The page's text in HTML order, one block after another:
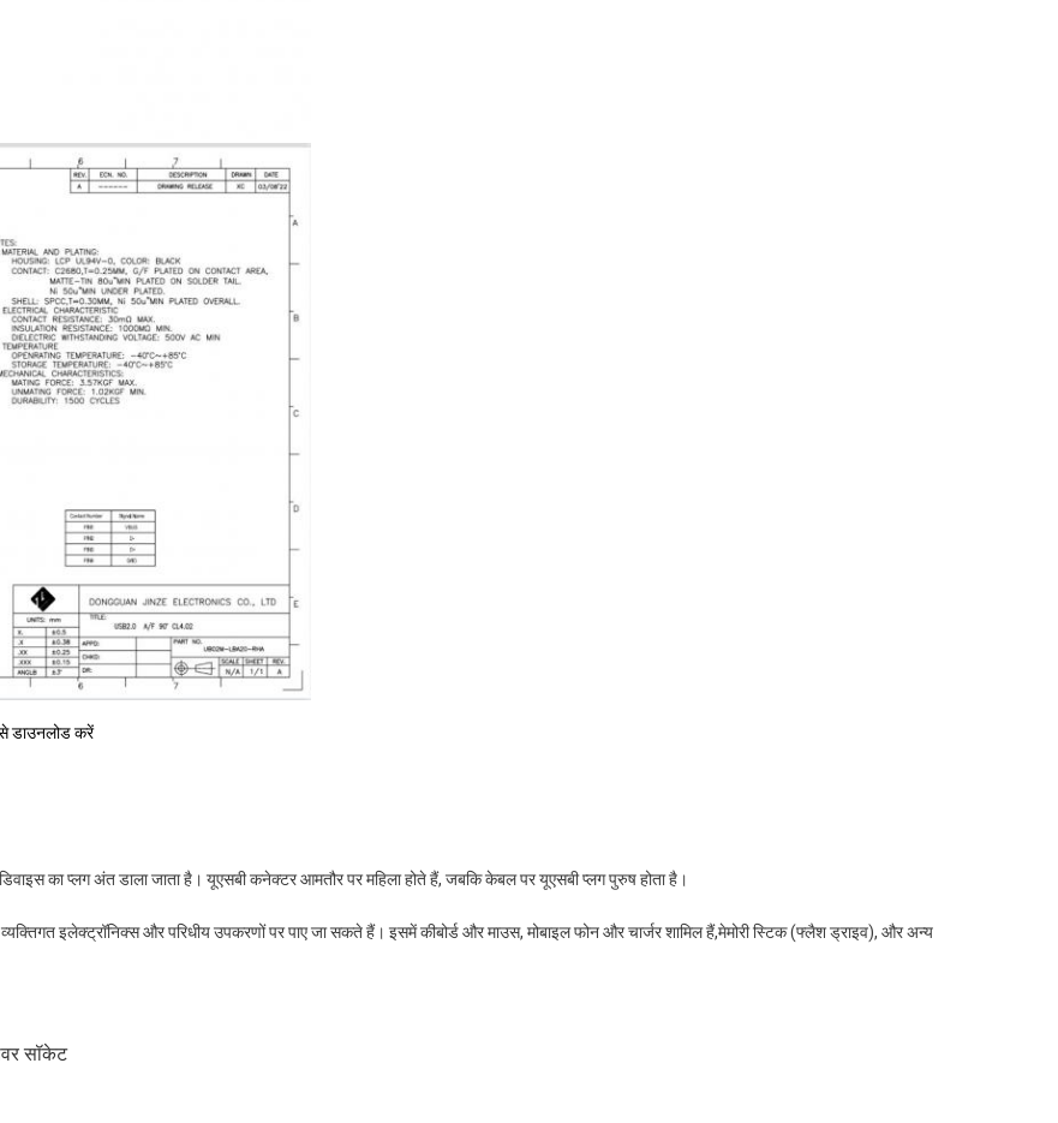
डाउनलोड करें
का प्लग अंत डाला जाता है। यूएसबी कनेक्टर आमतौर पर महिला होते हैं, जबकि केबल पर यूएसबी प्लग पुरुष होता है।
इलेक्ट्रॉनिक्स और परिधीय उपकरणों पर पाए जा सकते हैं। इसमें कीबोर्ड और माउस, मोबाइल फोन और चार्जर शामिल हैं,मेमोरी स्टिक (फ्लैश ड्राइव), और अन्य
सॉकेट